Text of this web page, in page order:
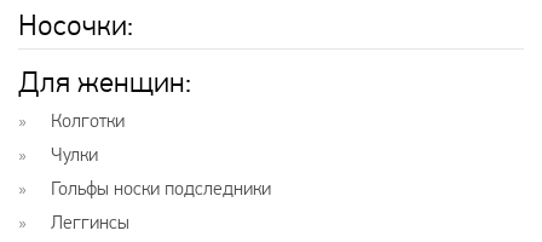
Носочки:
Для женщин:
Колготки
Чулки
Гольфы носки подследники
Леггинсы